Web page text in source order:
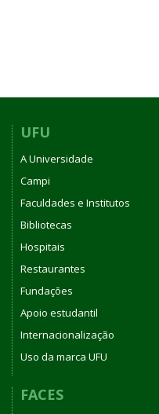
UFU
A Universidade
Campi
Faculdades e Institutos
Bibliotecas
Hospitais
Restaurantes
Fundações
Apoio estudantil
Internacionalização
Uso da marca UFU
FACES